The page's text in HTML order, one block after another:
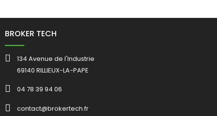
BROKER TECH
134 Avenue de l'Industrie
69140 RILLIEUX-LA-PAPE
04 78 39 94 06
contact@brokertech.fr